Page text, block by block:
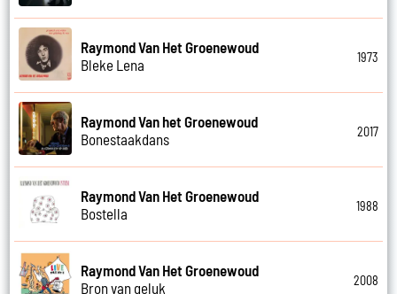
Raymond Van Het Groenewoud
Bleke Lena
1973
Raymond Van het Groenewoud
Bonestaakdans
2017
Raymond Van Het Groenewoud
Bostella
1988
Raymond Van Het Groenewoud
Bron van geluk
2008